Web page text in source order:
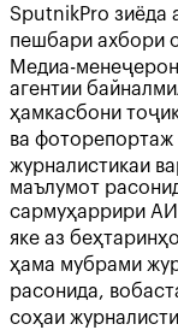
SputnikPro зиёда
пешбари ахбори
Медиа-
агентии
ҳамкасбони
ва фоторепортаж
журналистикаи
маълумот
сармуҳаррири
яке аз
ҳама мубрами
расонида,
соҳаи